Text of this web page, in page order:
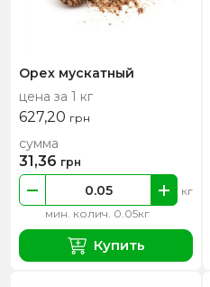
Орех мускатный
цена за 1 кг
627,20 грн
мин. колич. 0.05кг
кг
сумма
31,36 грн
Купить